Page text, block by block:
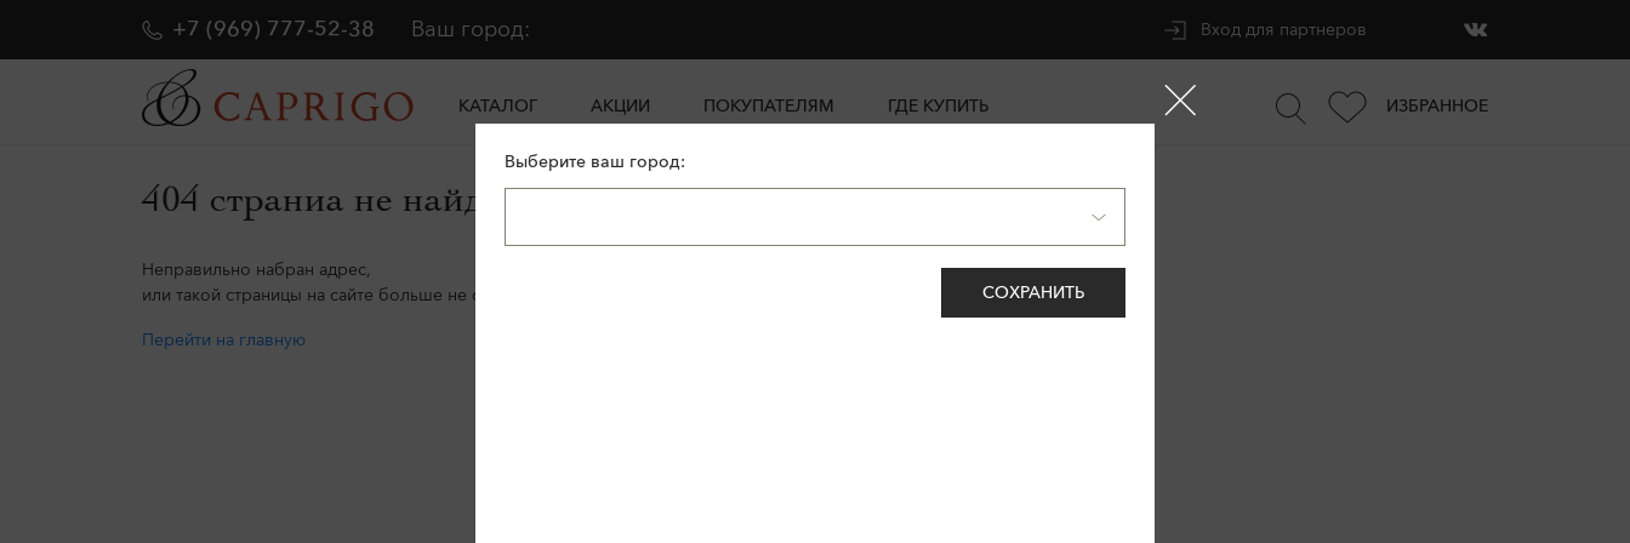
+7 (969) 777-52-38 Ваш город:
Выберите ваш город:
СОХРАНИТЬ
Вход для партнеров
КАТАЛОГ АКЦИИ ПОКУПАТЕЛЯМ ГДЕ КУПИТЬ ИЗБРАННОЕ
404 страниа не найдена
Неправильно набран адрес,
или такой страницы на сайте больше не существует.
Перейти на главную